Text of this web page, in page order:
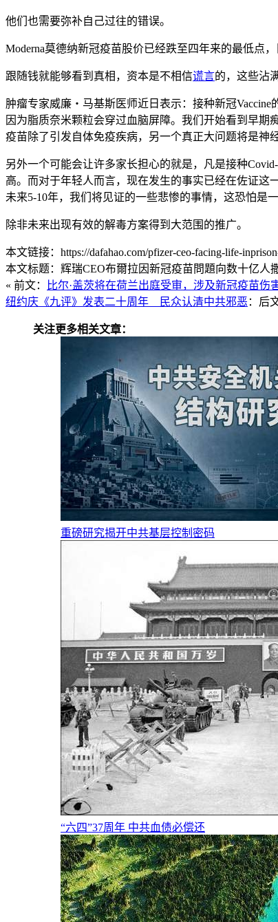
他们也需要弥补自己过往的错误。
Moderna莫德纳新冠疫苗股价已经跌至四年来的最低点
跟随钱就能够看到真相，资本是不相信谎言的，这些沾
肿瘤专家威廉‧马基斯医师近日表示：接种新冠Vaccine
因为脂质奈米颗粒会穿过血脑屏障。我们开始看到早期
疫苗除了引发自体免疫疾病，另一个真正大问题将是神
另外一个可能会让许多家长担心的就是，凡是接种
高。而对于年轻人而言，现在发生的事实已经在佐证这
未来5-10年，我们将见证的一些悲惨的事情，这恐怕是
除非未来出现有效的解毒方案得到大范围的推广。
本文链接：https://dafahao.com/pfizer-ceo-facing-life-
本文标题：辉瑞CEO布爾拉因新冠疫苗問題向数十亿人
« 前文：
比尔·盖茨将在荷兰出庭受审，涉及新冠疫苗伤
纽约庆《九评》发表二十周年 民众认清中共邪恶 ：后
关注更多相关文章：
重磅研究揭开中共基层控制密码
“六四”37周年 中共血债必偿还